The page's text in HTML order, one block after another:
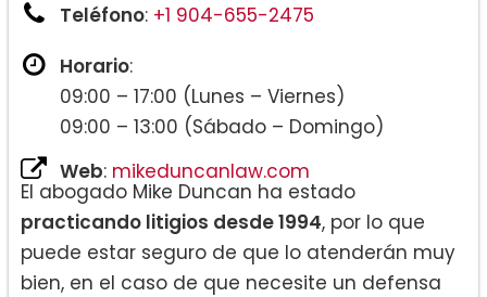
Teléfono: +1 904-655-2475
Horario:
09:00 – 17:00 (Lunes – Viernes)
09:00 – 13:00 (Sábado – Domingo)
Web: mikeduncanlaw.com
El abogado Mike Duncan ha estado
practicando litigios desde 1994, por lo que
puede estar seguro de que lo atenderán muy
bien, en el caso de que necesite un defensa